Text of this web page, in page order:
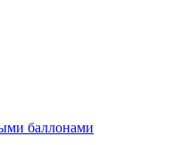
баллонами